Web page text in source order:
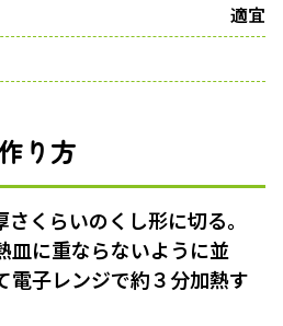
適宜
り方
くらいのくし形に切る。
皿に重ならないように並
電子レンジで約３分加熱す